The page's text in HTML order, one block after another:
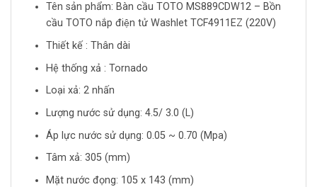
Tên sản phẩm: Bàn cầu TOTO MS889CDW12 – Bồn
cầu TOTO nắp điện tử Washlet TCF4911EZ (220V)
Thiết kế : Thân dài
Hệ thống xả : Tornado
Loại xả: 2 nhấn
Lượng nước sử dụng: 4.5/ 3.0 (L)
Áp lực nước sử dụng: 0.05 ~ 0.70 (Mpa)
Tâm xả: 305 (mm)
Mặt nước đọng: 105 x 143 (mm)